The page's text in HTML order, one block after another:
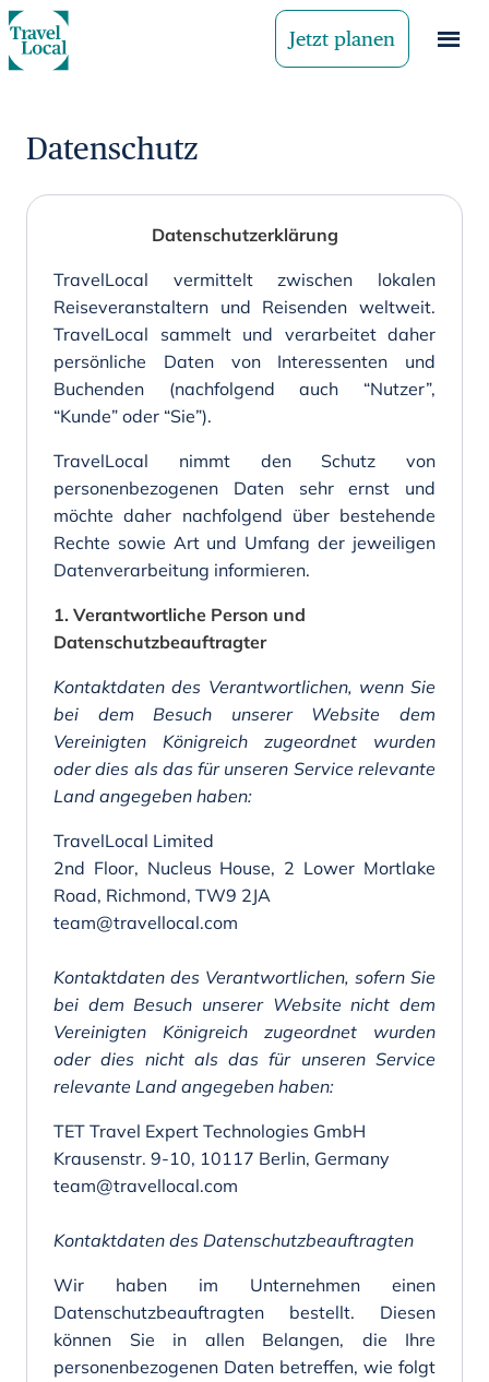
Jetzt planen
Datenschutz
Datenschutzerklärung
TravelLocal vermittelt zwischen lokalen
Reiseveranstaltern und Reisenden weltweit.
TravelLocal sammelt und verarbeitet daher
persönliche Daten von Interessenten und
Buchenden (nachfolgend auch “Nutzer”,
“Kunde” oder “Sie”).
TravelLocal nimmt den Schutz von
personenbezogenen Daten sehr ernst und
möchte daher nachfolgend über bestehende
Rechte sowie Art und Umfang der jeweiligen
Datenverarbeitung informieren.
1. Verantwortliche Person und
Datenschutzbeauftragter
Kontaktdaten des Verantwortlichen, wenn Sie
bei dem Besuch unserer Website dem
Vereinigten Königreich zugeordnet wurden
oder dies als das für unseren Service relevante
Land angegeben haben:
TravelLocal Limited
2nd Floor, Nucleus House, 2 Lower Mortlake
Road, Richmond, TW9 2JA
team@travellocal.com
Kontaktdaten des Verantwortlichen, sofern Sie
bei dem Besuch unserer Website nicht dem
Vereinigten Königreich zugeordnet wurden
oder dies nicht als das für unseren Service
relevante Land angegeben haben:
TET Travel Expert Technologies GmbH
Krausenstr. 9-10, 10117 Berlin, Germany
team@travellocal.com
Kontaktdaten des Datenschutzbeauftragten
Wir haben im Unternehmen einen
Datenschutzbeauftragten bestellt. Diesen
können Sie in allen Belangen, die Ihre
personenbezogenen Daten betreffen, wie folgt